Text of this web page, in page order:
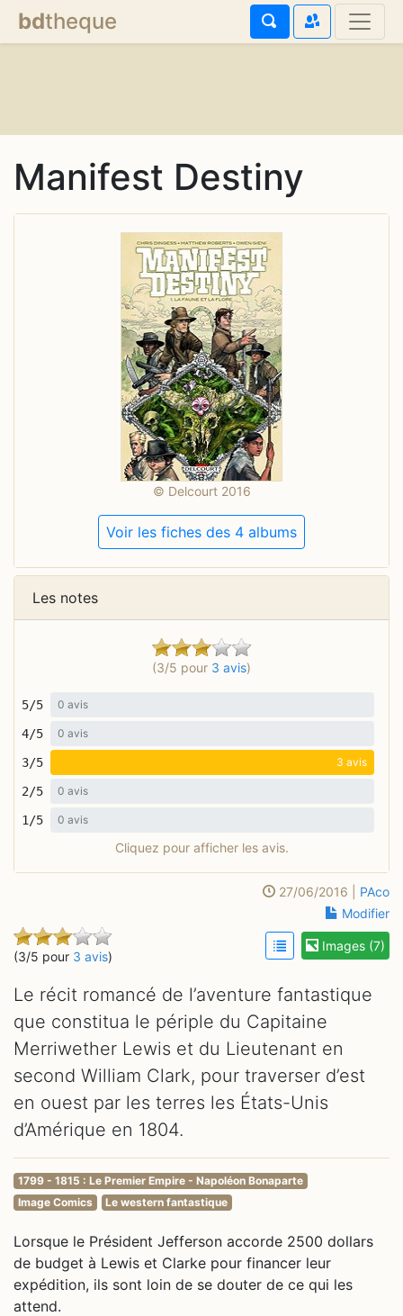
bdtheque
Manifest Destiny
© Delcourt 2016
Voir les fiches des 4 albums
Les notes
(3/5 pour 3 avis)
5/5 0 avis
4/5 0 avis
3/5 3 avis
2/5 0 avis
1/5 0 avis
Cliquez pour afficher les avis.
27/06/2016 | PAco
Modifier
(3/5 pour 3 avis)
Images (7)
Le récit romancé de l’aventure fantastique
que constitua le périple du Capitaine
Merriwether Lewis et du Lieutenant en
second William Clark, pour traverser d’est
en ouest par les terres les États-Unis
d’Amérique en 1804.
1799 - 1815 : Le Premier Empire - Napoléon Bonaparte
Image Comics
Le western fantastique
Lorsque le Président Jefferson accorde 2500 dollars
de budget à Lewis et Clarke pour financer leur
expédition, ils sont loin de se douter de ce qui les
attend.